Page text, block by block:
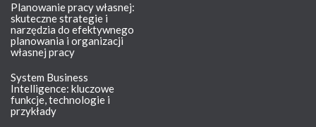
Planowanie pracy własnej:
skuteczne strategie i
narzędzia do efektywnego
planowania i organizacji
własnej pracy
System Business
Intelligence: kluczowe
funkcje, technologie i
przykłady